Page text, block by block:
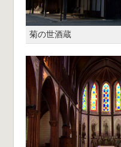
菊の世酒蔵